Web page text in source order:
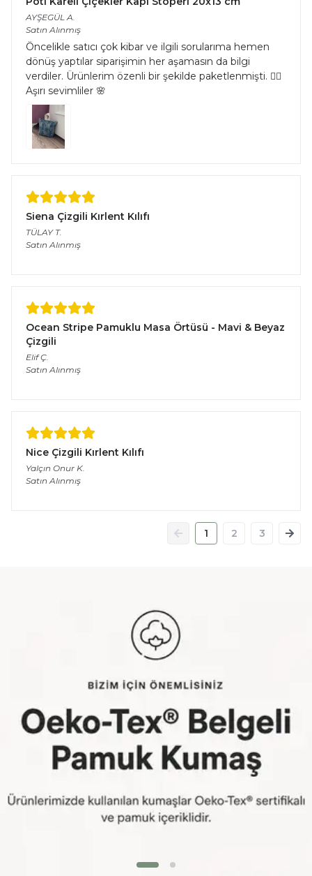
AYŞEGÜL A.
Satın Alınmış
Öncelikle satıcı çok kibar ve ilgili sorularıma hemen
dönüş yaptılar siparişimin her aşamasın da bilgi
verdiler. Ürünlerim özenli bir şekilde paketlenmişti. 👌🏻
Aşırı sevimliler 🌸
Siena Çizgili Kırlent Kılıfı
TÜLAY T.
Satın Alınmış
Ocean Stripe Pamuklu Masa Örtüsü - Mavi & Beyaz
Çizgili
Elif Ç.
Satın Alınmış
Nice Çizgili Kırlent Kılıfı
Yalçın Onur K.
Satın Alınmış
1 2 3